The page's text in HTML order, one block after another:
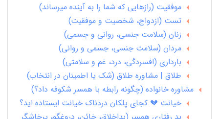
موفقیت (رازهایی که شما را به آینده میرساند)
تست (ازدواج، شخصیت و موفقیت)
زنان (سلامت جنسی، روانی و جسمی)
مردان (سلامت جنسی، جسمی و روانی)
بارداری (افسردگی، درد، غم و سلامتی)
طلاق | مشاوره طلاق (شک یا اطمینان در انتخاب)
مشاوره خانواده (چگونه رابطه با همسر شکوفه داد؟)
خیانت 💔 کجای پلکان دردناک خیانت ایستاده اید؟